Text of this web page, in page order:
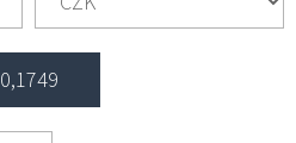
0,1749